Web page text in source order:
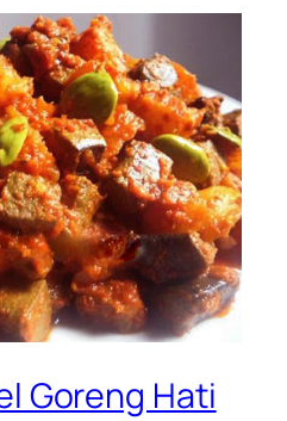
Goreng Hati